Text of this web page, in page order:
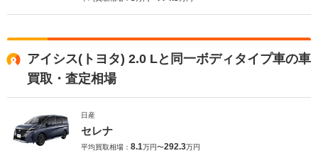
アイシス(トヨタ) 2.0 Lと同一ボディタイプ車の車
買取・査定相場
日産
セレナ
平均買取相場： 8.1万円〜292.3万円